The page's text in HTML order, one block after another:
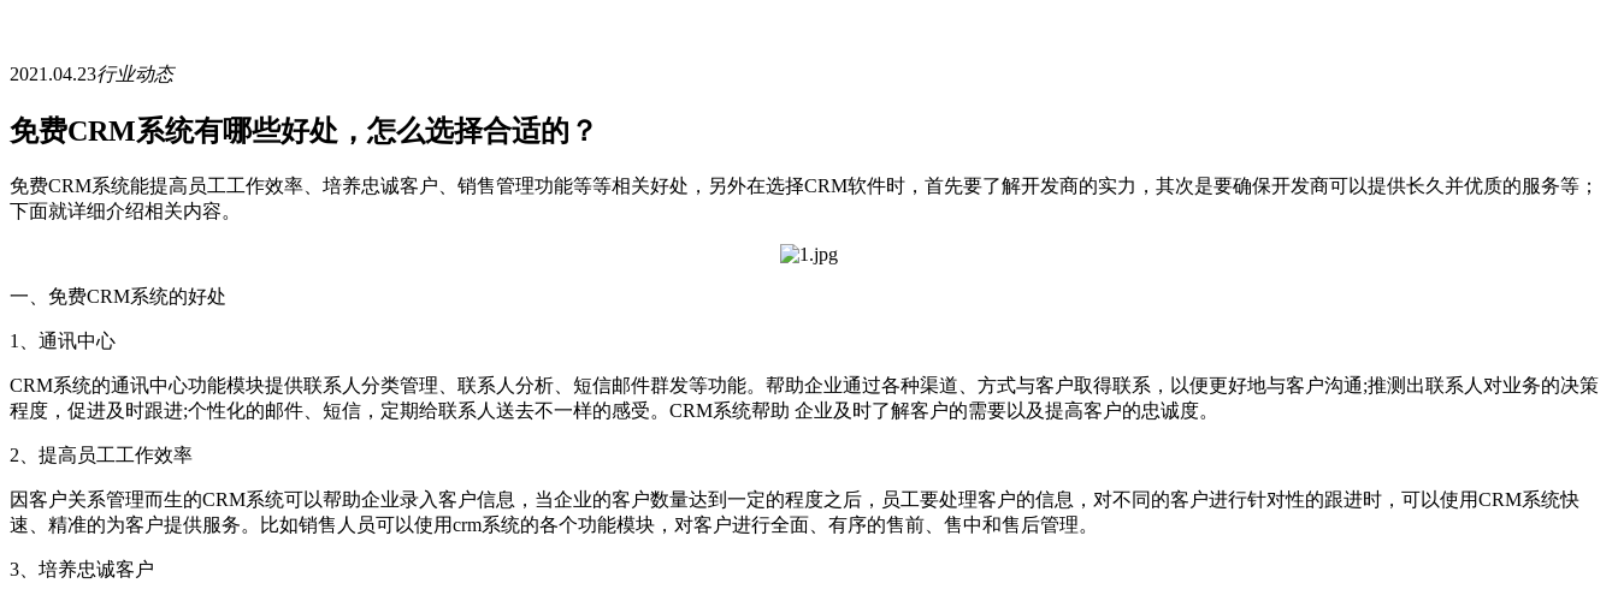
2021.04.23行业动态
免费CRM系统有哪些好处，怎么选择合适的？
免费CRM系统能提高员工工作效率、培养忠诚客户、销售管理功能等等相关好处，另外在选择CRM软件时，首先要了解开发商的实力，其次是要确保开发商可以提供长久并优质的服务等；
下面就详细介绍相关内容。
一、免费CRM系统的好处
1、通讯中心
CRM系统的通讯中心功能模块提供联系人分类管理、联系人分析、短信邮件群发等功能。帮助企业通过各种渠道、方式与客户取得联系，以便更好地与客户沟通;推测出联系人对业务的决策
程度，促进及时跟进;个性化的邮件、短信，定期给联系人送去不一样的感受。CRM系统帮助 企业及时了解客户的需要以及提高客户的忠诚度。
2、提高员工工作效率
因客户关系管理而生的CRM系统可以帮助企业录入客户信息，当企业的客户数量达到一定的程度之后，员工要处理客户的信息，对不同的客户进行针对性的跟进时，可以使用CRM系统快
速、精准的为客户提供服务。比如销售人员可以使用crm系统的各个功能模块，对客户进行全面、有序的售前、售中和售后管理。
3、培养忠诚客户